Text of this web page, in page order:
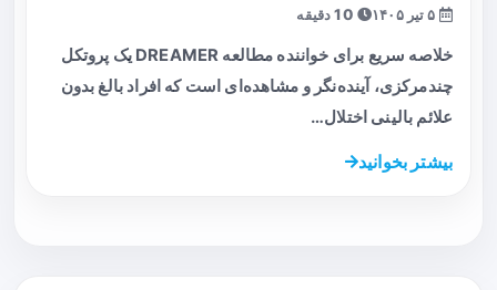
خلاصه سریع برای خواننده مطالعه DREAMER یک پروتکل
چندمرکزی، آینده‌نگر و مشاهده‌ای است که افراد بالغ بدون
علائم بالینی اختلال…
بیشتر بخوانید